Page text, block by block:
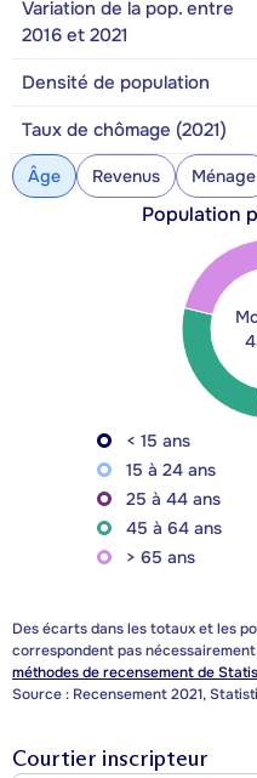
Variation de la pop. entre
2016 et 2021
Densité de population
Taux de chômage (2021)
Âge Revenus Ménage
Population
< 15 ans
15 à 24 ans
25 à 44 ans
45 à 64 ans
> 65 ans
Des écarts dans les totaux et les
correspondent pas
méthodes de recensement de
Source : Recensement 2021,
Courtier inscripteur